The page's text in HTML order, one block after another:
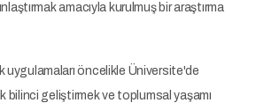
amacıyla kurulmuş bir araştırma
uygulamaları öncelikle Üniversite'de
bilinci geliştirmek ve toplumsal yaşamı